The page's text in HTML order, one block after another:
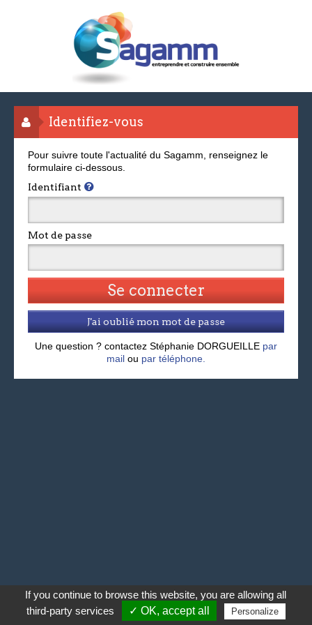
Identifiez-vous
Pour suivre toute l'actualité du Sagamm, renseignez le
formulaire ci-dessous.
Identifiant
Mot de passe
J'ai oublié mon mot de passe
Une question ? contactez Stéphanie DORGUEILLE par
mail ou par téléphone.
If you continue to browse this website, you are allowing all
third-party services
✓ OK, accept all Personalize